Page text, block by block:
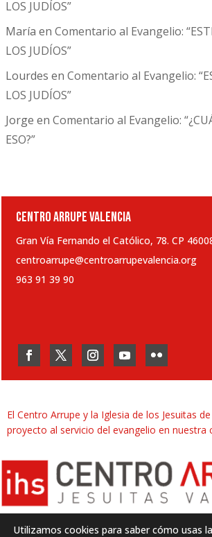
LOS JUDÍOS”
María en Comentario al Evangelio:
LOS JUDÍOS”
Lourdes en Comentario al Evangelio:
LOS JUDÍOS”
Jorge en Comentario al Evangelio:
ESO?”
CENTRO ARRUPE VALENCIA
Gran Vía Fernando el Católico, 78. CP
centroarrupe@centroarrupevalencia.org
963 91 39 90
El Centro Arrupe y la Iglesia de los Jesuitas
proyecto al servicio del evangelio en nuestra
Utilizamos cookies para saber cómo usas